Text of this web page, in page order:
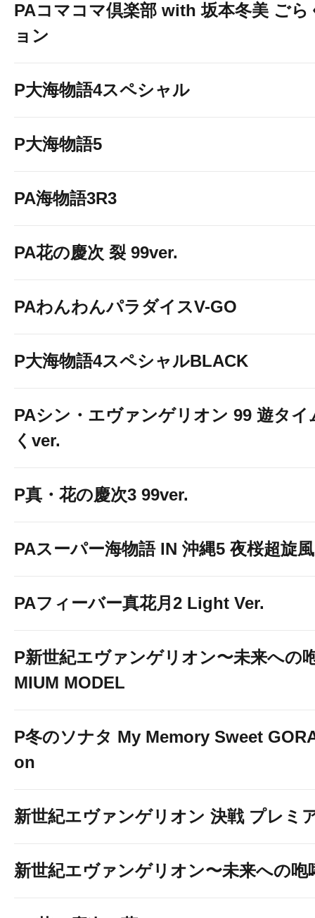
PAコマコマ倶楽部 with 坂本冬美 ごら
ョン
P大海物語4スペシャル
P大海物語5
PA海物語3R3
PA花の慶次 裂 99ver.
PAわんわんパラダイスV-GO
P大海物語4スペシャルBLACK
PAシン・エヴァンゲリオン 99 遊タイ
くver.
P真・花の慶次3 99ver.
PAスーパー海物語 IN 沖縄5 夜桜超旋
PAフィーバー真花月2 Light Ver.
P新世紀エヴァンゲリオン〜未来への
MIUM MODEL
P冬のソナタ My Memory Sweet
on
新世紀エヴァンゲリオン 決戦 プレミ
新世紀エヴァンゲリオン〜未来への咆